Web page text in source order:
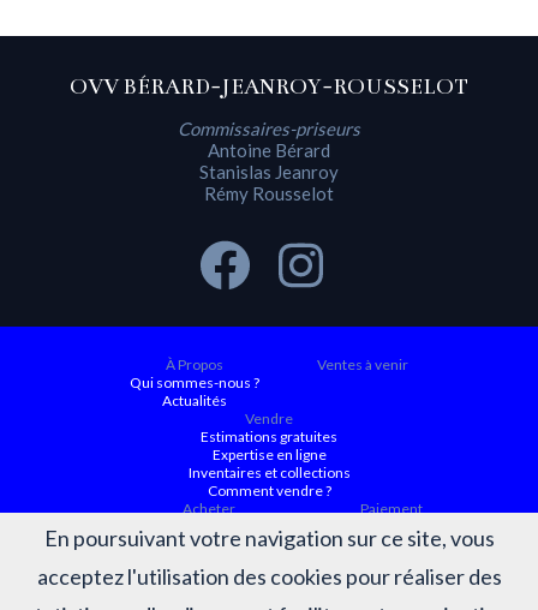
En poursuivant votre navigation sur ce site, vous
acceptez l'utilisation des cookies pour réaliser des
OVV BÉRARD-JEANROY-ROUSSELOT
Commissaires-priseurs
Antoine Bérard
Stanislas Jeanroy
Rémy Rousselot
À Propos
Qui sommes-nous ?
Actualités
Ventes à venir
Vendre
Estimations gratuites
Expertise en ligne
Inventaires et collections
Comment vendre ?
Acheter
Ordre d'achat
Paiement
Résultats
Judiciaire ACTAURA